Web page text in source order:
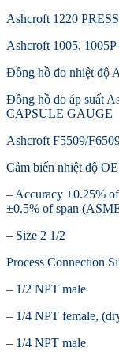
Ashcroft 1220
Ashcroft 1005,
Đồng hồ đo nhiệt độ
Đồng hồ đo áp suất
CAPSULE GAUGE
Ashcroft F5509/
Cảm biến nhiệt độ
– Accuracy ±0.25%
±0.5% of span
– Size 2 1/2
Process Connection
– 1/2 NPT male
– 1/4 NPT female,
– 1/4 NPT male